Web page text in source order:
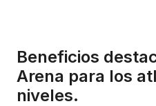
Beneficios
Arena para los
niveles.